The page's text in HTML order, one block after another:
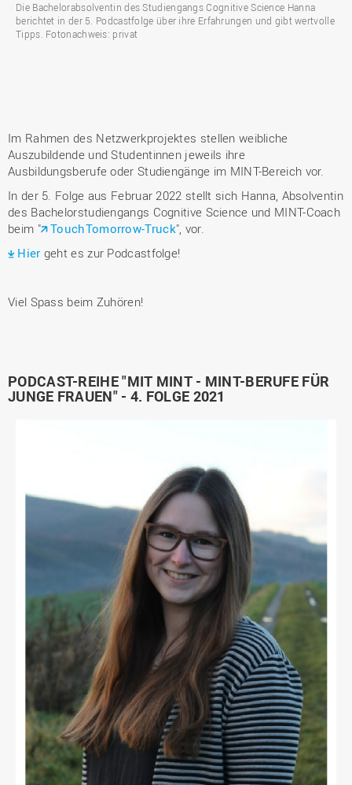
Die Bachelorabsolventin des Studiengangs Cognitive Science Hanna
berichtet in der 5. Podcastfolge über ihre Erfahrungen und gibt wertvolle
Tipps. Fotonachweis: privat
Im Rahmen des Netzwerkprojektes stellen weibliche
Auszubildende und Studentinnen jeweils ihre
Ausbildungsberufe oder Studiengänge im MINT-Bereich vor.
In der 5. Folge aus Februar 2022 stellt sich Hanna, Absolventin
des Bachelorstudiengangs Cognitive Science und MINT-Coach
beim "
TouchTomorrow-Truck", vor.
Hier geht es zur Podcastfolge!
Viel Spass beim Zuhören!
PODCAST-REIHE "MIT MINT - MINT-BERUFE FÜR
JUNGE FRAUEN" - 4. FOLGE 2021